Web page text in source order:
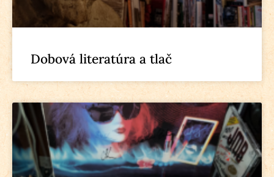
Dobová literatúra a tlač